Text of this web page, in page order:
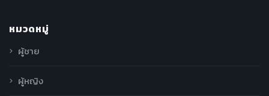
หมวดหมู่
ผู้ชาย
ผู้หญิง